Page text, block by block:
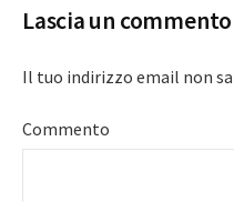
Lascia un commento
Il tuo indirizzo email non
Commento